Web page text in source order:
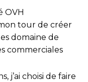
OVH
tour de créer
domaine de
commerciales
j’ai choisi de faire